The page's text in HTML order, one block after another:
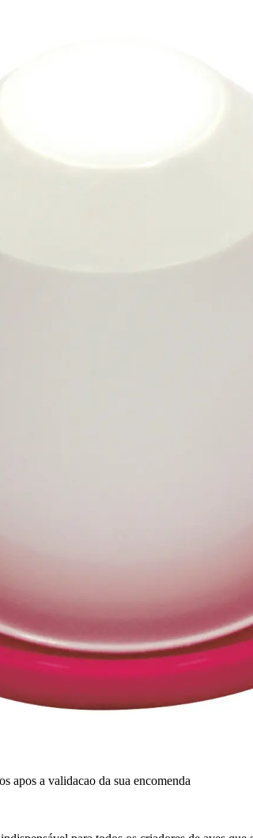
apos a validacao da sua encomenda